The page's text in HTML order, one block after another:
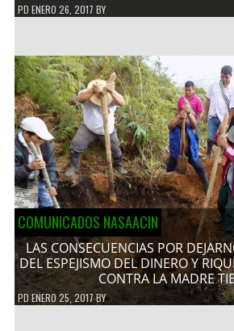
PD ENERO 26, 2017 BY
COMUNICADOS NASAACIN
LAS CONSECUENCIAS POR
DEL ESPEJISMO DEL DINERO Y
CONTRA LA MADRE
PDENERO 25, 2017BY